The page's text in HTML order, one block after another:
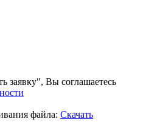
заявку", Вы соглашаетесь
файла: Скачать